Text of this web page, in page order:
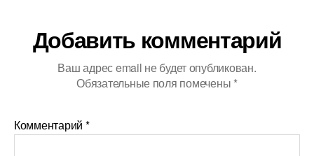
Добавить комментарий
Ваш адрес email не будет опубликован.
Обязательные поля помечены *
Комментарий *